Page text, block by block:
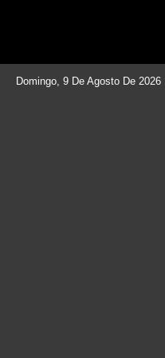
Domingo, 9 De Agosto De 2026